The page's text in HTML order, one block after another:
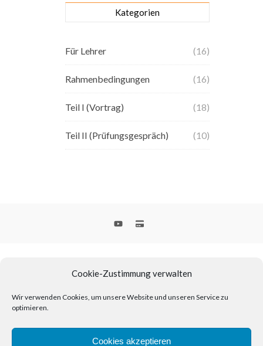
Cookie-Zustimmung verwalten
Wir verwenden Cookies, um unsere Website und unseren Service zu
optimieren.
Cookies akzeptieren
Kategorien
Für Lehrer (16)
Rahmenbedingungen (16)
Teil I (Vortrag) (18)
Teil II (Prüfungsgespräch) (10)